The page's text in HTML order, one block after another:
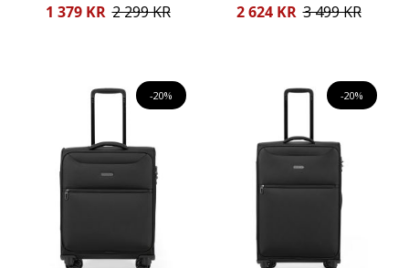
Reducerat
1 379 KR 2 299 KR
Reducerat
2 624 KR 3 499 KR
-20% -20%